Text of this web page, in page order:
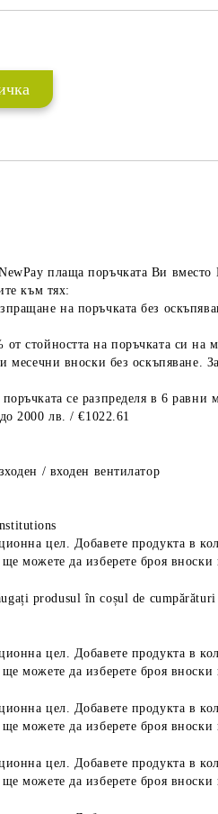
плаща поръчката Ви вместо
към тях:
на поръчката без
стойността на поръчката си на
месечни вноски без оскъпяване.
се разпределя в 6 равни
2000 лв. / €1022.61
/ входен вентилатор
цел. Добавете продукта в
можете да изберете броя вноски
produsul în coșul de cumpărături
цел. Добавете продукта в
можете да изберете броя вноски
цел. Добавете продукта в
можете да изберете броя вноски
цел. Добавете продукта в
можете да изберете броя вноски